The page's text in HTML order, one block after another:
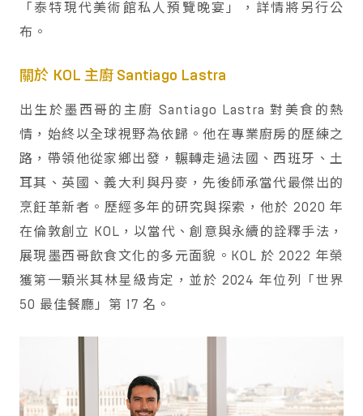
「泰特現代美術館私人預覽晚宴」，詳情將另行公
布。
關於 KOL 主廚 Santiago Lastra
出生於墨西哥的主廚 Santiago Lastra 對美食的熱
情，始終以全球視野為依歸。他在專業廚房的歷練之
路，帶領他從家鄉出發，輾轉走過法國、西班牙、土
耳其、英國、義大利與丹麥，先後師承當代最傑出的
烹飪革新者。歷經多年的研究與探索，他於 2020 年
在倫敦創立 KOL，以當代、創意與永續的詮釋手法，
展現墨西哥飲食文化的多元面貌。KOL 於 2022 年榮
獲第一顆米其林星級肯定，並於 2024 年位列「世界
50 最佳餐廳」第 17 名。